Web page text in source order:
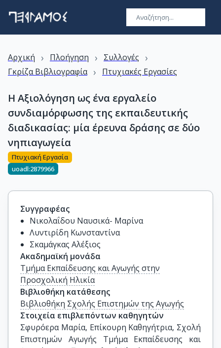
Αρχική › Πλοήγηση › Συλλογές ›
Γκρίζα Βιβλιογραφία › Πτυχιακές Εργασίες
Η Αξιολόγηση ως ένα εργαλείο
συνδιαμόρφωσης της εκπαιδευτικής
διαδικασίας: μία έρευνα δράσης σε δύο
νηπιαγωγεία
Πτυχιακή Εργασία
uoadl:2879966
Συγγραφέας
Νικολαΐδου Ναυσικά- Μαρίνα
Λυντιρίδη Κωνσταντίνα
Σκαμάγκας Αλέξιος
Ακαδημαϊκή μονάδα
Τμήμα Εκπαίδευσης και Αγωγής στην
Προσχολική Ηλικία
Βιβλιοθήκη κατάθεσης
Βιβλιοθήκη Σχολής Επιστημών της Αγωγής
Στοιχεία επιβλεπόντων καθηγητών
Σφυρόερα Μαρία, Επίκουρη Καθηγήτρια, Σχολή
Επιστημών Αγωγής Τμήμα Εκπαίδευσης και